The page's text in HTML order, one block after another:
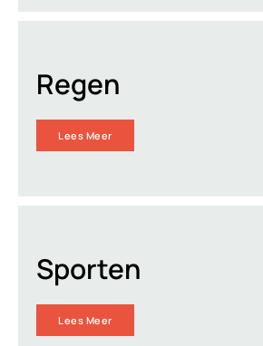
Regen
Lees Meer
Sporten
Lees Meer